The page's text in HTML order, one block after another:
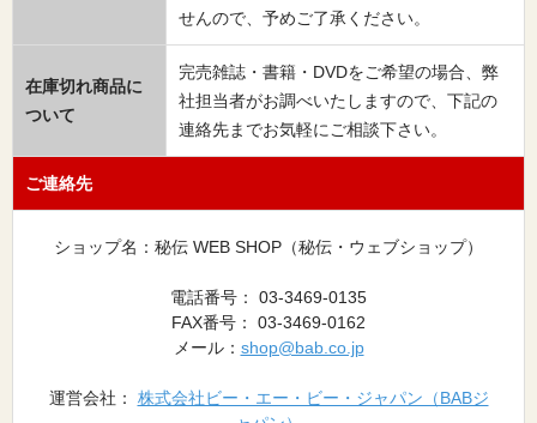
せんので、予めご了承ください。
在庫切れ商品に
ついて
完売雑誌・書籍・DVDをご希望の場合、弊
社担当者がお調べいたしますので、下記の
連絡先までお気軽にご相談下さい。
ご連絡先
ショップ名：秘伝 WEB SHOP（秘伝・ウェブショップ）
電話番号： 03-3469-0135
FAX番号： 03-3469-0162
メール： shop@bab.co.jp
運営会社： 株式会社ビー・エー・ビー・ジャパン（BABジ